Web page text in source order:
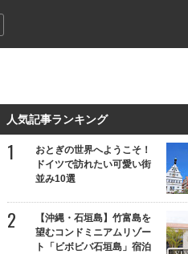
人気記事ランキング
おとぎの世界へようこそ！
ドイツで訪れたい可愛い街
並み10選
【沖縄・石垣島】竹富島を
望むコンドミニアムリゾー
ト「ビボビバ石垣島」宿泊